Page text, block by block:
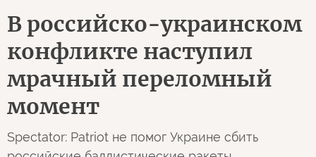
В российско-украинском
конфликте наступил
мрачный переломный
момент
Spectator: Patriot не помог Украине сбить